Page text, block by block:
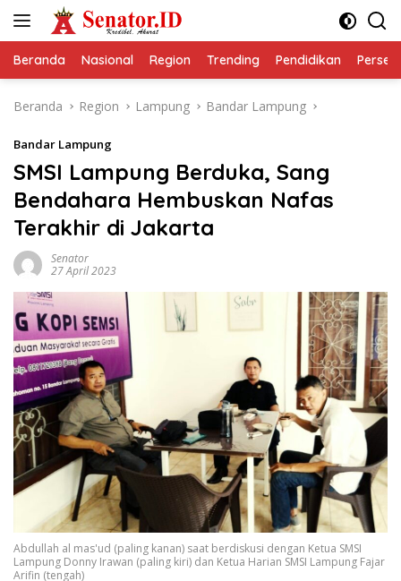
Beranda Nasional Region Trending Pendidikan
Beranda Region Lampung Bandar Lampung
Bandar Lampung
SMSI Lampung Berduka, Sang
Bendahara Hembuskan Nafas
Terakhir di Jakarta
Senator
27 April 2023
Abdullah al mas'ud (paling kanan) saat berdiskusi dengan Ketua SMSI
Lampung Donny Irawan (paling kiri) dan Ketua Harian SMSI Lampung Fajar
Arifin (tengah)